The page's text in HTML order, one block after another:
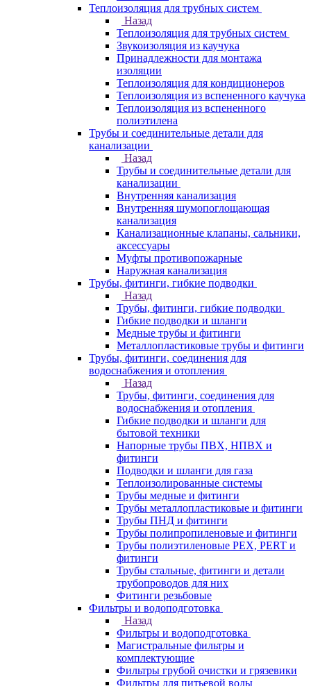
Теплоизоляция для трубных систем
Назад
Теплоизоляция для трубных систем
Звукоизоляция из каучука
Принадлежности для монтажа
изоляции
Теплоизоляция для кондиционеров
Теплоизоляция из вспененного каучука
Теплоизоляция из вспененного
полиэтилена
Трубы и соединительные детали для
канализации
Назад
Трубы и соединительные детали для
канализации
Внутренняя канализация
Внутренняя шумопоглощающая
канализация
Канализационные клапаны, сальники,
аксессуары
Муфты противопожарные
Наружная канализация
Трубы, фитинги, гибкие подводки
Назад
Трубы, фитинги, гибкие подводки
Гибкие подводки и шланги
Медные трубы и фитинги
Металлопластиковые трубы и фитинги
Трубы, фитинги, соединения для
водоснабжения и отопления
Назад
Трубы, фитинги, соединения для
водоснабжения и отопления
Гибкие подводки и шланги для
бытовой техники
Напорные трубы ПВХ, НПВХ и
фитинги
Подводки и шланги для газа
Теплоизолированные системы
Трубы медные и фитинги
Трубы металлопластиковые и фитинги
Трубы ПНД и фитинги
Трубы полипропиленовые и фитинги
Трубы полиэтиленовые PEX, PERT и
фитинги
Трубы стальные, фитинги и детали
трубопроводов для них
Фитинги резьбовые
Фильтры и водоподготовка
Назад
Фильтры и водоподготовка
Магистральные фильтры и
комплектующие
Фильтры грубой очистки и грязевики
Фильтры для питьевой воды